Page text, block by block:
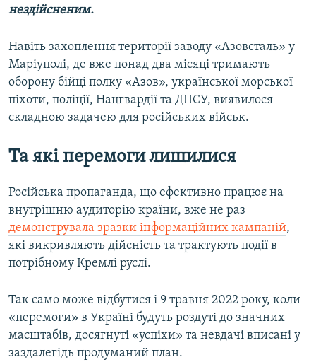
нездійсненим.
Навіть захоплення території заводу «Азовсталь» у
Маріуполі, де вже понад два місяці тримають
оборону бійці полку «​Азов», української морської
піхоти, поліції, Нацгвардії та ДПСУ, виявилося
складною задачею для російських військ.
Та які перемоги лишилися
Російська пропаганда, що ефективно працює на
внутрішню аудиторію країни, вже не раз
демонструвала зразки інформаційних кампаній,
які викривляють дійсність та трактують події в
потрібному Кремлі руслі.
Так само може відбутися і 9 травня 2022 року, коли
«перемоги» в Україні будуть роздуті до значних
масштабів, досягнуті «успіхи» та невдачі вписані у
заздалегідь продуманий план.